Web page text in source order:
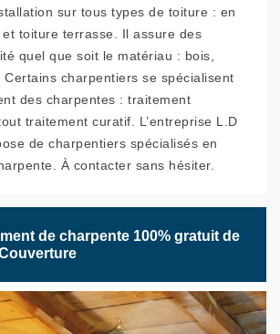
sur tous types de toiture : en
toiture terrasse. Il assure des
quel que soit le matériau : bois,
Certains charpentiers se spécialisent
des charpentes : traitement
traitement curatif. L’entreprise L.D
de charpentiers spécialisés en
À contacter sans hésiter.
de charpente 100% gratuit de